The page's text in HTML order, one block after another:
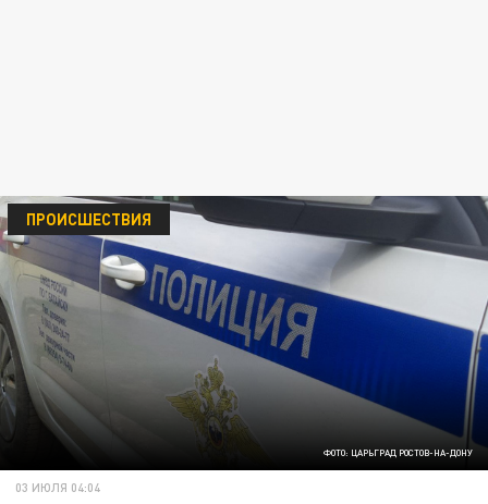
ФОТО: ЦАРЬГРАД РОСТОВ-НА-ДОНУ
ПРОИСШЕСТВИЯ
03 ИЮЛЯ 04:04